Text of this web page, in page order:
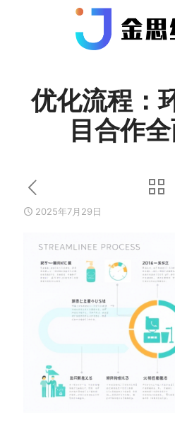
优化流程：
目合作
2025年7月29日